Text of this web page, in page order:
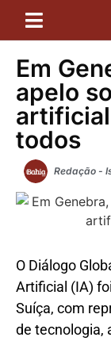
Em
apelo
todos
Redação -
O Diálogo
Artificial (IA)
Suíça, com
de tecnologia,